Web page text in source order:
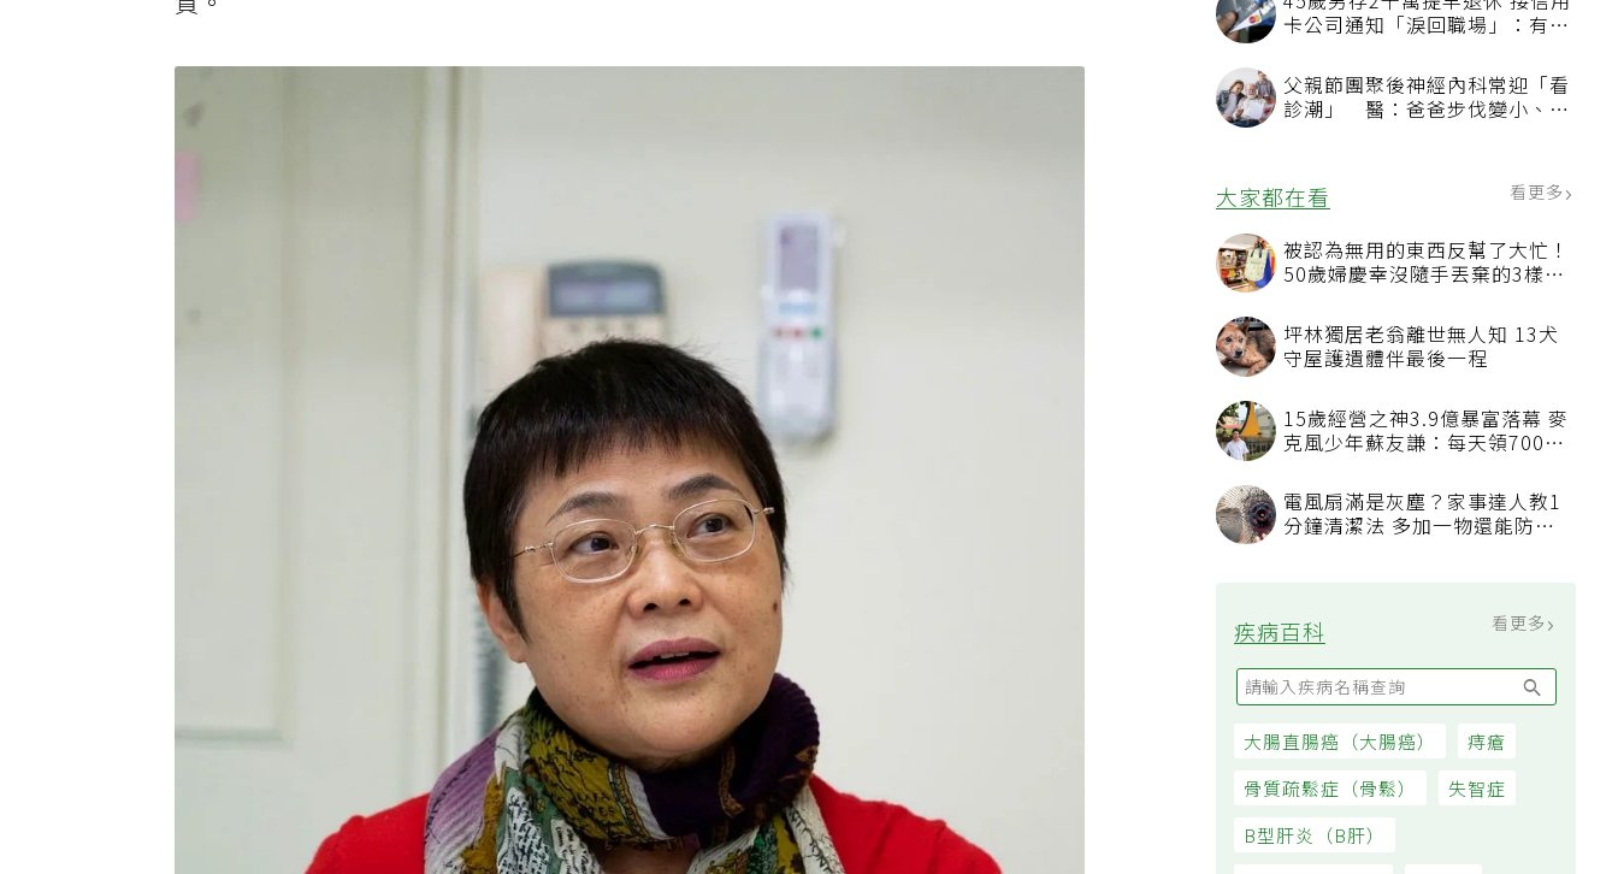
45歲男存2千萬提早退休 接信用
卡公司通知「淚回職場」：有錢
父親節團聚後神經內科常迎「看
診潮」 醫：爸爸步伐變小、站
大家都在看
被認為無用的東西反幫了大忙！
50歲婦慶幸沒隨手丟棄的3樣物
坪林獨居老翁離世無人知 13犬
守屋護遺體伴最後一程
15歲經營之神3.9億暴富落幕 麥
克風少年蘇友謙：每天領700元
電風扇滿是灰塵？家事達人教1
疾病百科
質。